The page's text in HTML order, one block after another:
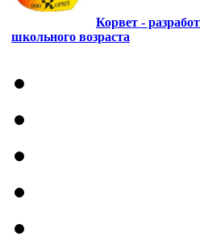
Корвет -
школьного возраста